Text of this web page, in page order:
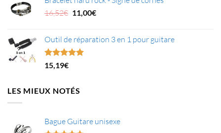
était :est :
16,52€ Le
était :
16,52€.
11,00€Le
est :
Outil de réparation 3 en 1 pour guitare
Note5.00
sur 5
15,19€
LES MIEUX NOTÉS
Bague Guitare unisexe